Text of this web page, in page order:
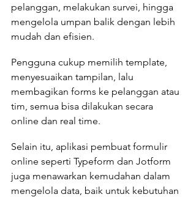
pelanggan, melakukan survei, hingga
mengelola umpan balik dengan lebih
mudah dan efisien.
Pengguna cukup memilih template,
menyesuaikan tampilan, lalu
membagikan forms ke pelanggan atau
tim, semua bisa dilakukan secara
online dan real time.
Selain itu, aplikasi pembuat formulir
online seperti Typeform dan Jotform
juga menawarkan kemudahan dalam
mengelola data, baik untuk kebutuhan